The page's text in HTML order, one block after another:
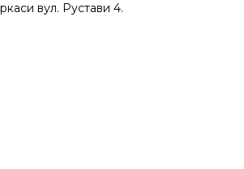
вул. Рустави 4.